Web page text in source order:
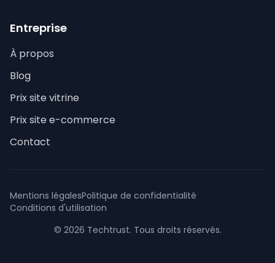
Entreprise
À propos
Blog
Prix site vitrine
Prix site e-commerce
Contact
Mentions légalesPolitique de confidentialité
Conditions d'utilisation
© 2026 Techtrust. Tous droits réservés.